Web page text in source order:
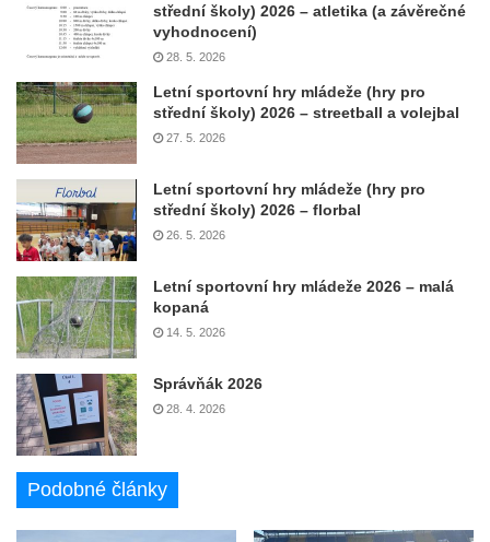
střední školy) 2026 – atletika (a závěrečné
vyhodnocení)
28. 5. 2026
Letní sportovní hry mládeže (hry pro
střední školy) 2026 – streetball a volejbal
27. 5. 2026
Letní sportovní hry mládeže (hry pro
střední školy) 2026 – florbal
26. 5. 2026
Letní sportovní hry mládeže 2026 – malá
kopaná
14. 5. 2026
Správňák 2026
28. 4. 2026
Podobné články